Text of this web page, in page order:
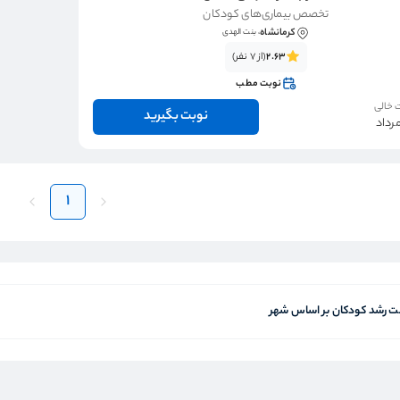
تخصص بیماری‌های کودکان
کرمانشاه، بنت الهدی
2.63(از 7 نفر)
نوبت مطب
خالی
نوبت بگیرید
1
رشد کودکان بر اساس شهر